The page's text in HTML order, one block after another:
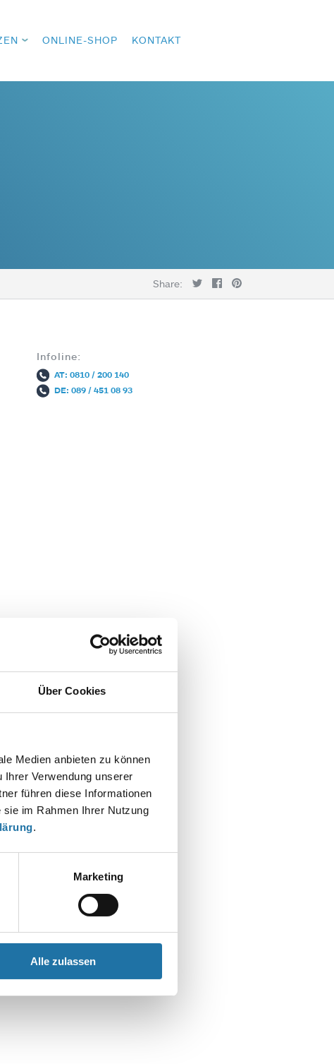
Über Cookies
Medien anbieten zu können
Verwendung unserer
führen diese Informationen
im Rahmen Ihrer Nutzung
.
Marketing
Alle zulassen
ONLINE-SHOP KONTAKT
Share:
Infoline:
AT: 0810 / 200 140
DE: 089 / 451 08 93